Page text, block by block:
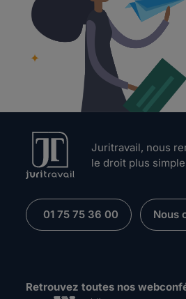
Juritravail, nous
le droit plus
01 75 75 36 00 Nous
Retrouvez toutes nos